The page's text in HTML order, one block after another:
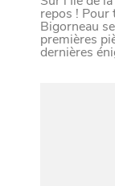
repos ! Pour
Bigorneau
premières
dernières